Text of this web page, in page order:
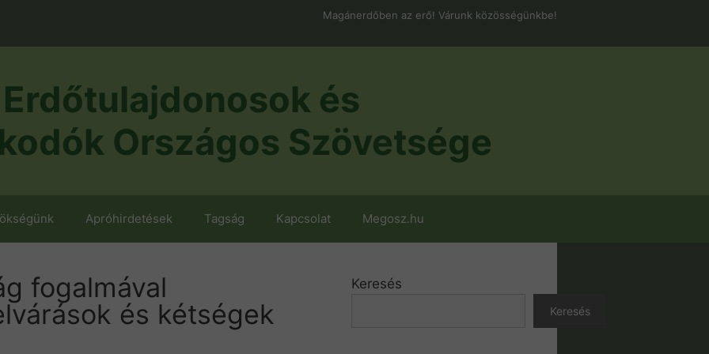
Magánerdőben az erő! Várunk közösségünkbe!
és
Országos Szövetsége
Apróhirdetések Tagság Kapcsolat Megosz.hu
fogalmával
és kétségek
Keresés
Keresés